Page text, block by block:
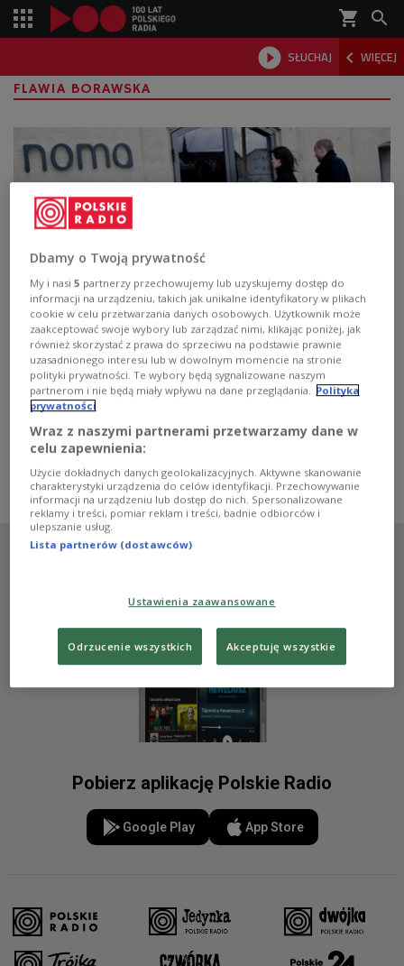
shopping_cart 
 SŁUCHAJ  WIĘCEJ

FLAWIA BORAWSKA
Noma. Sekrety najlepszej restauracji
świata
Kopenhaska restauracja słynie nie tylko ze znakomitej
kuchni, ale i z bajecznej obsługi. O fenomenie tego
lokalu opowiadała w Dwójce Flawia Borawska, młoda
kucharka, która odbyła tam staż.
Zobacz więcej na temat: Dania jedzenie
Kopenhaga
kulinaria Łukasz Modelski
Pobierz aplikację Polskie Radio
Google Play App Store
Dbamy o Twoją prywatność
My i nasi5 partnerzy przechowujemy lub uzyskujemy dostęp do
informacji na urządzeniu, takich jak unikalne identyfikatory w plikach
cookie w celu przetwarzania danych osobowych. Użytkownik może
zaakceptować swoje wybory lub zarządzać nimi, klikając poniżej, jak
również skorzystać z prawa do sprzeciwu na podstawie prawnie
uzasadnionego interesu lub w dowolnym momencie na stronie
polityki prywatności. Te wybory będą sygnalizowane naszym
partnerom i nie będą miały wpływu na dane przeglądania. Polityka
prywatności
Wraz z naszymi partnerami przetwarzamy dane w
celu zapewnienia:
Użycie dokładnych danych geolokalizacyjnych. Aktywne skanowanie
charakterystyki urządzenia do celów identyfikacji. Przechowywanie
informacji na urządzeniu lub dostęp do nich. Spersonalizowane
reklamy i treści, pomiar reklam i treści, badnie odbiorców i
ulepszanie usług.
Lista partnerów (dostawców)
Ustawienia zaawansowane
Odrzucenie wszystkich Akceptuję wszystkie